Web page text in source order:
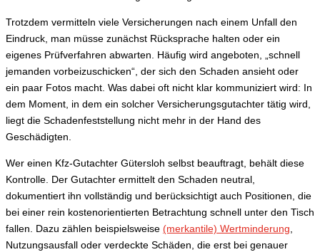
Trotzdem vermitteln viele Versicherungen nach einem Unfall den
Eindruck, man müsse zunächst Rücksprache halten oder ein
eigenes Prüfverfahren abwarten. Häufig wird angeboten, „schnell
jemanden vorbeizuschicken“, der sich den Schaden ansieht oder
ein paar Fotos macht. Was dabei oft nicht klar kommuniziert wird: In
dem Moment, in dem ein solcher Versicherungsgutachter tätig wird,
liegt die Schadenfeststellung nicht mehr in der Hand des
Geschädigten.
Wer einen Kfz-Gutachter Gütersloh selbst beauftragt, behält diese
Kontrolle. Der Gutachter ermittelt den Schaden neutral,
dokumentiert ihn vollständig und berücksichtigt auch Positionen, die
bei einer rein kostenorientierten Betrachtung schnell unter den Tisch
fallen. Dazu zählen beispielsweise (merkantile) Wertminderung
Nutzungsausfall oder verdeckte Schäden, die erst bei genauer